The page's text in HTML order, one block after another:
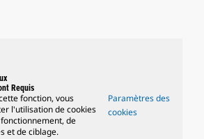
Requis
fonction, vous
l'utilisation de cookies
de
et de ciblage.
Paramètres des
cookies